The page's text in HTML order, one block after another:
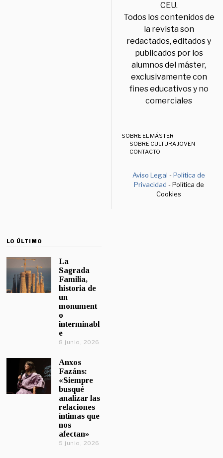
CEU.
Todos los contenidos de
la revista son
redactados, editados y
publicados por los
alumnos del máster,
exclusivamente con
fines educativos y no
comerciales
SOBRE EL MÁSTER
SOBRE CULTURA JOVEN
CONTACTO
Aviso Legal -Política de
Privacidad - Política de
Cookies
LO ÚLTIMO
La
Sagrada
Familia,
historia de
un
monument
o
interminabl
e
8 junio, 2026
Anxos
Fazáns:
«Siempre
busqué
analizar las
relaciones
íntimas que
nos
afectan»
5 junio, 2026